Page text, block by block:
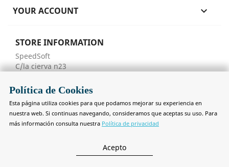
Polí­tica de Cookies
Esta página utiliza cookies para que podamos mejorar su experiencia en
nuestra web. Si continuas navegando, consideramos que aceptas su uso. Para
más información consulta nuestra Política de privacidad
Acepto
YOUR ACCOUNT 
STORE INFORMATION
SpeedSoft
C/la cierva n23
Spain
Albacete
Email us:speedsoftstore@gmail.com
© 2026 - Diseño y desarrollado web